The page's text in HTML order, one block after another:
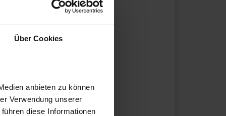
Über Cookies
anbieten zu können
Verwendung unserer
diese Informationen
eine
höher